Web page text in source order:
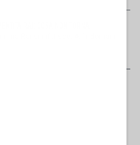
RAI: COSA NON TORNA